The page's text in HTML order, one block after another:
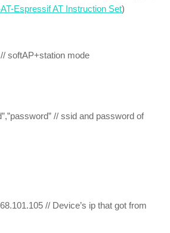
Espressif AT Instruction Set)
softAP+station mode
// ssid and password of
// Device’s ip that got from